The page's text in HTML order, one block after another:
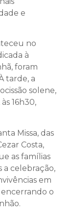
e
no
à
foram
tarde, a
solene,
16h30,
Missa, das
Costa,
as famílias
a celebração,
em
o